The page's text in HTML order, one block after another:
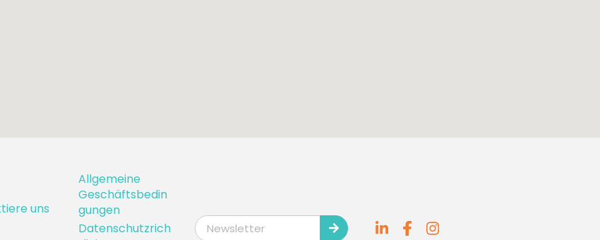
uns
Allgemeine
Geschäftsbedin
gungen
Datenschutzrich